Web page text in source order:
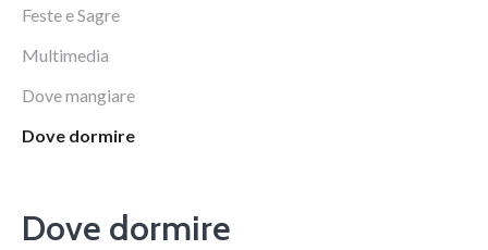
Feste e Sagre
Multimedia
Dove mangiare
Dove dormire
Dove dormire